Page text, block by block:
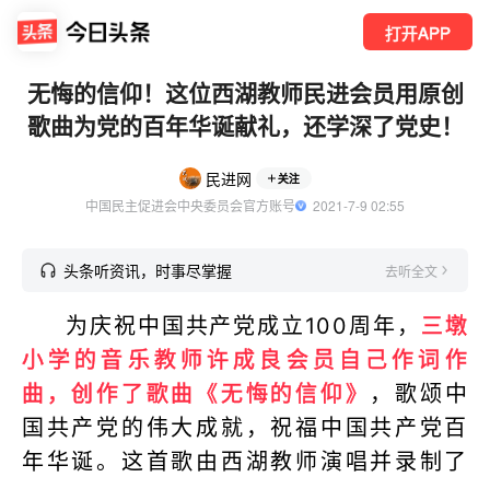
打开APP
无悔的信仰！这位西湖教师民进会员用原创
歌曲为党的百年华诞献礼，还学深了党史！
民进网 关注
中国民主促进会中央委员会官方账号
  2021-7-9 02:55
头条听资讯，时事尽掌握 去听全文
为庆祝中国共产党成立100周年， 三墩
小学的音乐教师许成良会员自己作词作
曲，创作了歌曲《无悔的信仰》
，歌颂中
国共产党的伟大成就，祝福中国共产党百
年华诞。这首歌由西湖教师演唱并录制了